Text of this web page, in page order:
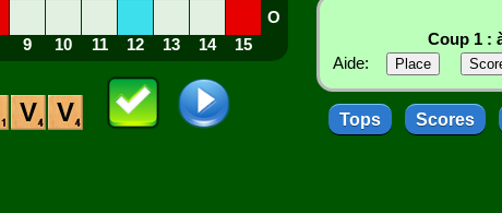
O
9 10 11 12 13 14 15
V V
Coup 1 :
Aide:
Tops Scores